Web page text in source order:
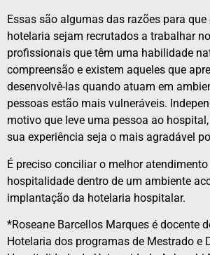
Essas são algumas das razões para
hotelaria sejam recrutados a trabalhar
profissionais que têm uma habilidade
compreensão e existem aqueles que
desenvolvê-las quando atuam em
pessoas estão mais vulneráveis.
motivo que leve uma pessoa ao
sua experiência seja o mais agradável
É preciso conciliar o melhor
hospitalidade dentro de um ambiente
implantação da hotelaria hospitalar.
*Roseane Barcellos Marques é docente
Hotelaria dos programas de Mestrado e